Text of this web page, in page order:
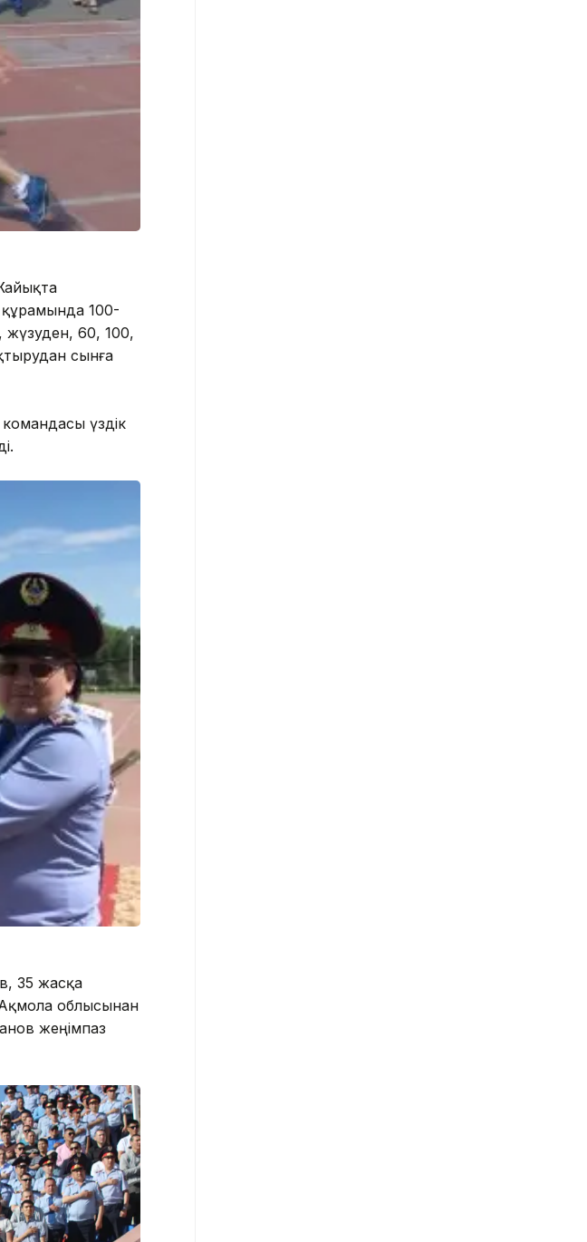
100-
жүзуден, 60, 100,
сынға
үздік
35 жасқа
Ақмола облысынан
жеңімпаз